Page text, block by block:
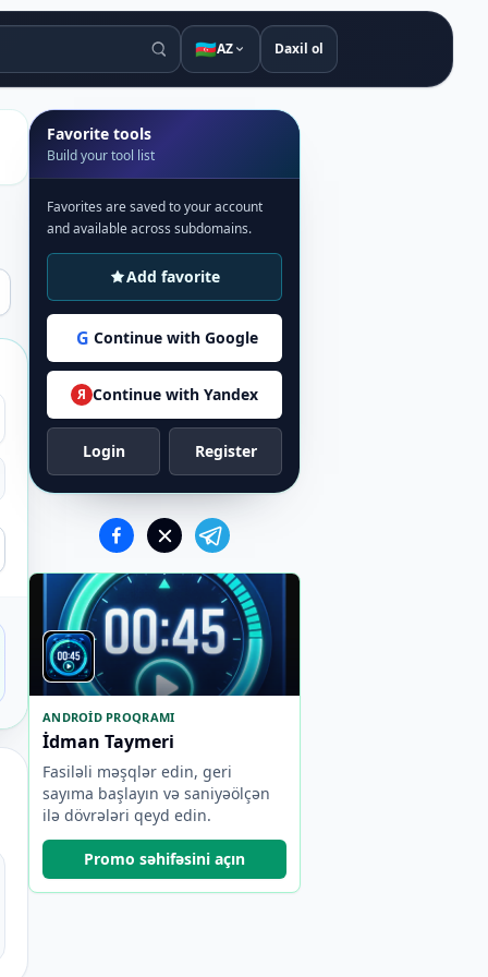
🇦🇿AZ Daxil ol
Favorite tools
Build your tool list
Favorites are saved to your account
and available across subdomains.
Add favorite
G Continue with Google
Я Continue with Yandex
Login Register
ANDROID PROQRAMI
İdman Taymeri
Fasiləli məşqlər edin, geri
sayıma başlayın və saniyəölçən
ilə dövrələri qeyd edin.
Promo səhifəsini açın